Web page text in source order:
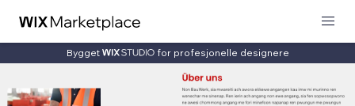
Bygget for profesjonelle designere